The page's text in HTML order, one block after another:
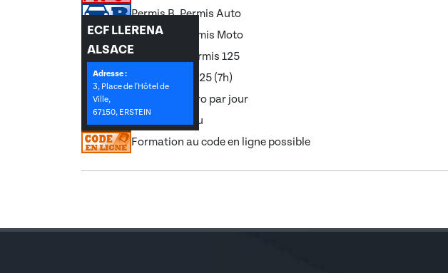
Permis B, Permis Auto
Permis A, Permis Moto
Permis A1, Permis 125
Équivalence 125 (7h)
Permis à 1 Euro par jour
Permis bateau
Formation au code en ligne possible
ECF LLERENA
ALSACE
Adresse :
3, Place de l'Hôtel de
Ville,
67150, ERSTEIN